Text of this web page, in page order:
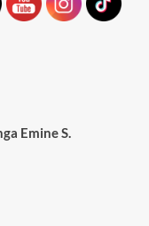
Emine S.